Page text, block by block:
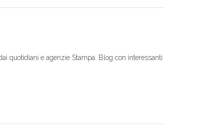
quotidiani e agenzie Stampa. Blog con interessanti